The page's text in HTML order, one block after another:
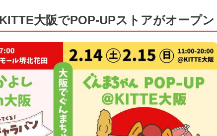
大阪でPOP-UPストアがオープン